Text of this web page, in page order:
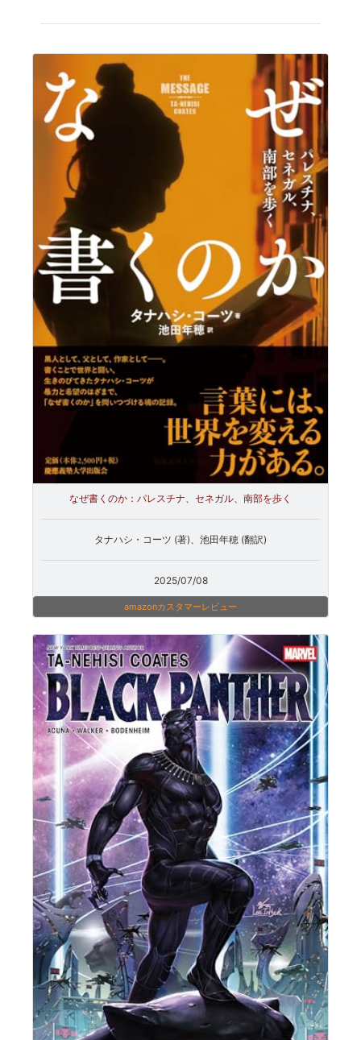
なぜ書くのか：パレスチナ、セネガル、南部を歩く
タナハシ・コーツ (著)、池田年穂 (翻訳)
2025/07/08
amazonカスタマーレビュー